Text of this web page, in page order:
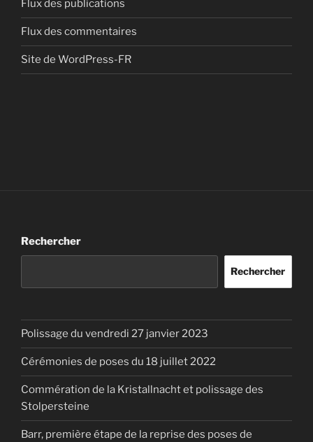
Flux des publications
Flux des commentaires
Site de WordPress-FR
Rechercher
Rechercher
Polissage du vendredi 27 janvier 2023
Cérémonies de poses du 18 juillet 2022
Commération de la Kristallnacht et polissage des
Stolpersteine
Barr, première étape de la reprise des poses de